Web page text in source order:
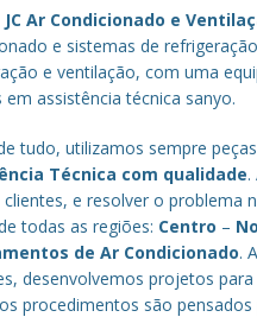
JC Ar Condicionado e
e sistemas de
e ventilação, com uma
em assistência técnica sanyo.
tudo, utilizamos sempre
Técnica com qualidade.
e resolver o problema
todas as regiões: Centro –
de Ar Condicionado.
desenvolvemos projetos
procedimentos são